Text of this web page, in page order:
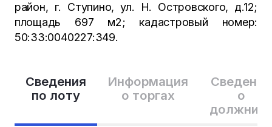
Сведения
по лоту
Информация
о торгах
Сведения
о
район, г. Ступино, ул. Н. Островского, д.12;
площадь 697 м2; кадастровый номер:
50:33:0040227:349.